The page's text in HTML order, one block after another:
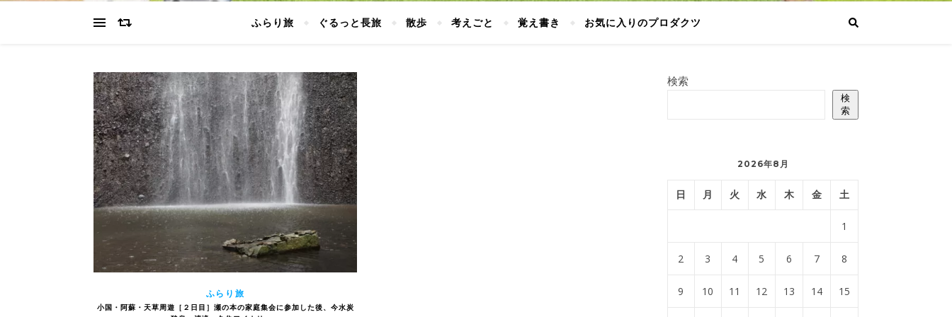
ふらり旅 ぐるっと長旅 散歩 考えごと 覚え書き お気に入りのプロダクツ
ふらり旅
小国・阿蘇・天草周遊［２日目］瀬の本の家庭集会に参加した後、今水炭
検索
検
索
2026年8月
日 月 火 水 木 金 土
1
2 3 4 5 6 7 8
9 10 11 12 13 14 15